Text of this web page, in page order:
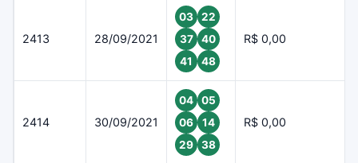
2413 28/09/2021
03
22
37
40
41
48
R$ 0,00
2414 30/09/2021
04
05
06
14
29
38
R$ 0,00